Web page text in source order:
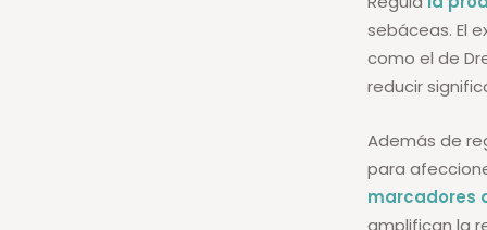
sebáceas. El
como el de
reducir
Además de
para
marcadores
amplifican la